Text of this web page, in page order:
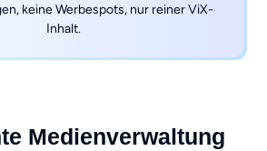
keine Werbespots, nur reiner ViX-
Inhalt.
Medienverwaltung